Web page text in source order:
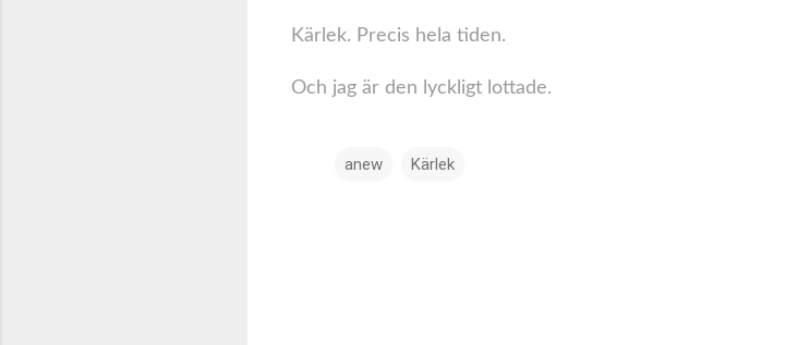
Kärlek. Precis hela tiden.
Och jag är den lyckligt lottade.
anew Kärlek